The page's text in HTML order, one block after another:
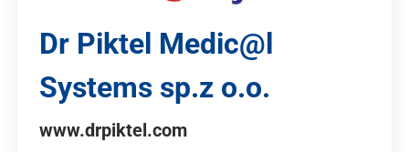
Dr Piktel Medic@l
Systems sp.z o.o.
www.drpiktel.com